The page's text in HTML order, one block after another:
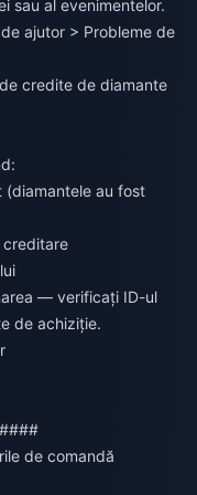
sau al evenimentelor.
ajutor > Probleme de
credite de diamante
(diamantele au fost
creditare
— verificați ID-ul
de achiziție.
de comandă